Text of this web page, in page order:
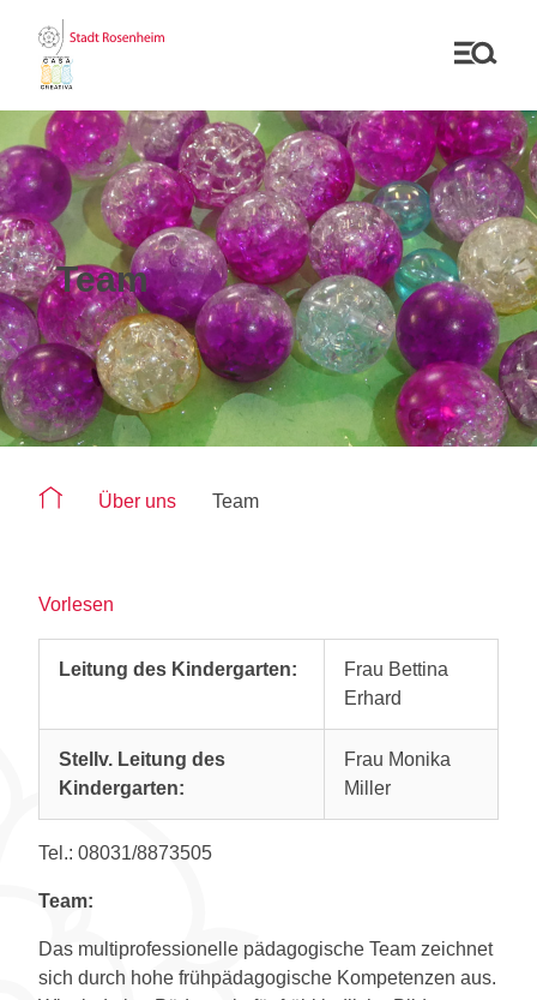
Team
Sie befinden sich auf der Seite "Team"
Über uns Team
Vorlesen
Leitung des Kindergarten:
Frau Bettina
Erhard
Stellv. Leitung des
Kindergarten:
Frau Monika
Miller
Tel.: 08031/8873505
Team:
Das multiprofessionelle pädagogische Team zeichnet
sich durch hohe frühpädagogische Kompetenzen aus.